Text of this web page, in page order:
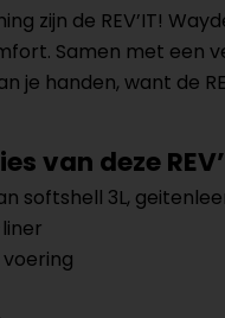
zijn de REV’IT!
Samen met een
je handen, want de
van deze
softshell 3L,